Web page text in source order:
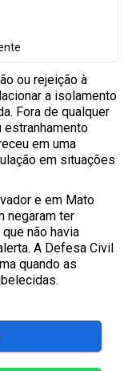
ou rejeição à
a isolamento
Fora de qualquer
em uma
em situações
e em Mato
negaram ter
não havia
A Defesa Civil
quando as